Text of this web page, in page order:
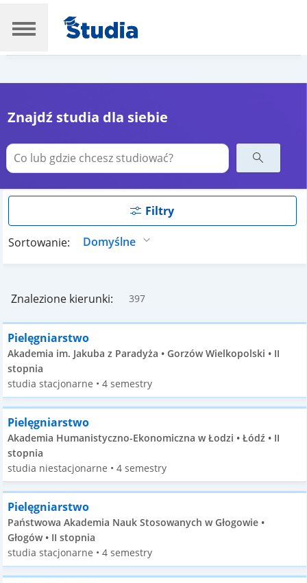
Znajdź studia dla siebie
Filtry
Sortowanie:
Znalezione kierunki: 397
Pielęgniarstwo
Akademia im. Jakuba z Paradyża • Gorzów Wielkopolski • II
stopnia
studia stacjonarne • 4 semestry
Pielęgniarstwo
Akademia Humanistyczno-Ekonomiczna w Łodzi • Łódź • II
stopnia
studia niestacjonarne • 4 semestry
Pielęgniarstwo
Państwowa Akademia Nauk Stosowanych w Głogowie •
Głogów • II stopnia
studia stacjonarne • 4 semestry